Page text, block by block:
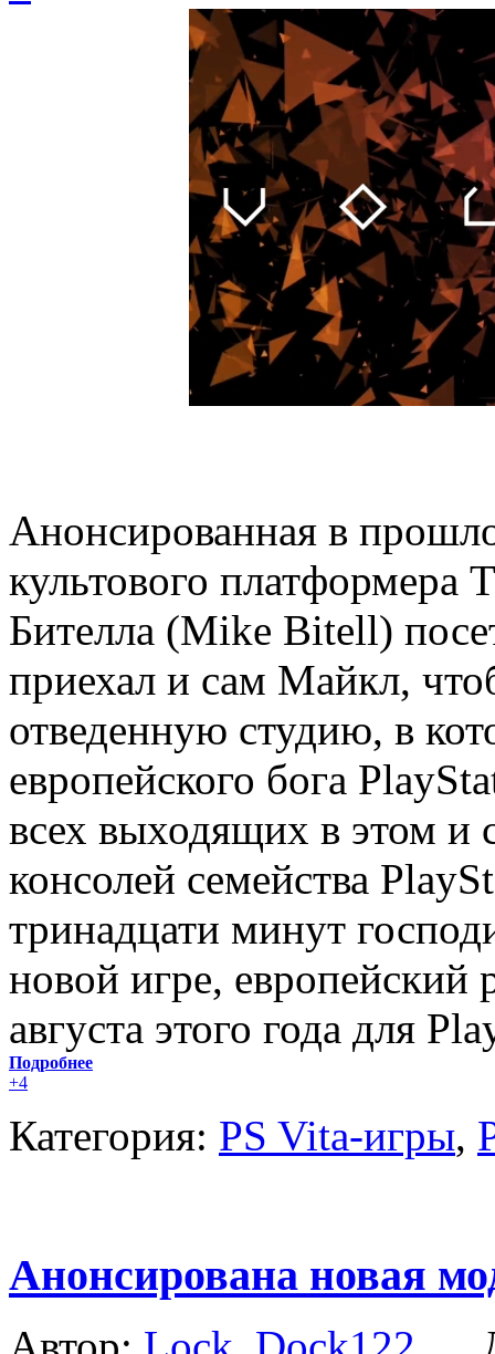
Анонсированная в
культового платформера
Бителла (Mike Bitell)
приехал и сам Майкл,
отведенную студию, в
европейского бога
всех выходящих в этом и
консолей семейства
тринадцати минут
новой игре, европейский
августа этого года для
Подробнее
+4
Категория: PS Vita-игры,
Анонсирована новая